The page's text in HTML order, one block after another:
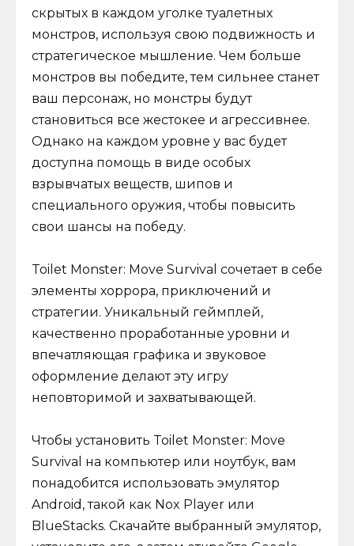
скрытых в каждом уголке туалетных
монстров, используя свою подвижность и
стратегическое мышление. Чем больше
монстров вы победите, тем сильнее станет
ваш персонаж, но монстры будут
становиться все жестокее и агрессивнее.
Однако на каждом уровне у вас будет
доступна помощь в виде особых
взрывчатых веществ, шипов и
специального оружия, чтобы повысить
свои шансы на победу.
Toilet Monster: Move Survival сочетает в себе
элементы хоррора, приключений и
стратегии. Уникальный геймплей,
качественно проработанные уровни и
впечатляющая графика и звуковое
оформление делают эту игру
неповторимой и захватывающей.
Чтобы установить Toilet Monster: Move
Survival на компьютер или ноутбук, вам
понадобится использовать эмулятор
Android, такой как Nox Player или
BlueStacks. Скачайте выбранный эмулятор,